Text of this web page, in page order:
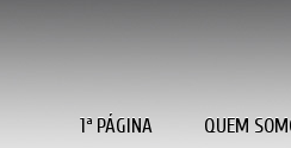
1ª PÁGINA QUEM